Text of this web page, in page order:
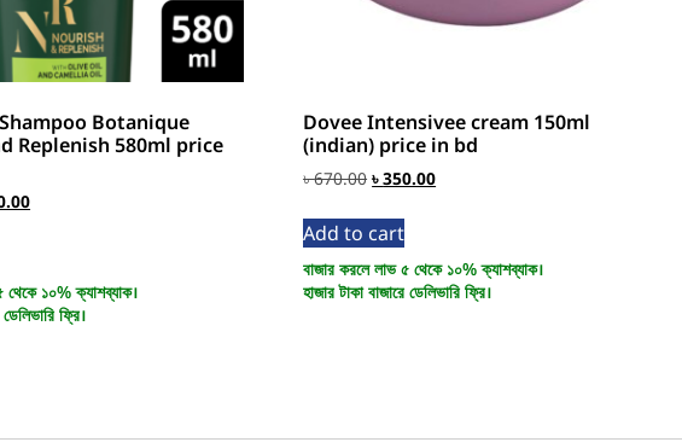
Botanique
Replenish 580ml price
থেকে ১০% ক্যাশব্যাক।
ফ্রি।
Dovee Intensivee cream 150ml
(indian) price in bd
৳670.00 ৳350.00
Add to cart
বাজার করলে লাভ ৫ থেকে ১০% ক্যাশব্যাক।
হাজার টাকা বাজারে ডেলিভারি ফ্রি।